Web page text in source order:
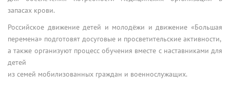
запасах крови.
Российское движение детей и молодёжи и движение «Большая
перемена» подготовят досуговые и просветительские активности,
а также организуют процесс обучения вместе с наставниками для
детей
из семей мобилизованных граждан и военнослужащих.